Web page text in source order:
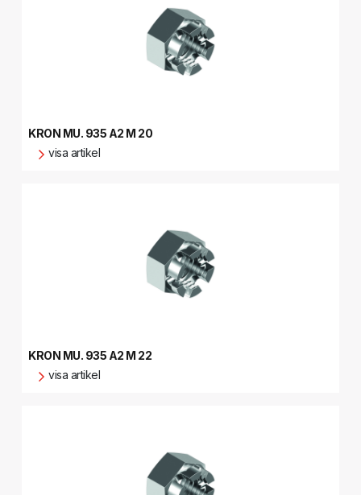
KRON MU. 935 A2 M 20
visa artikel
KRON MU. 935 A2 M 22
visa artikel